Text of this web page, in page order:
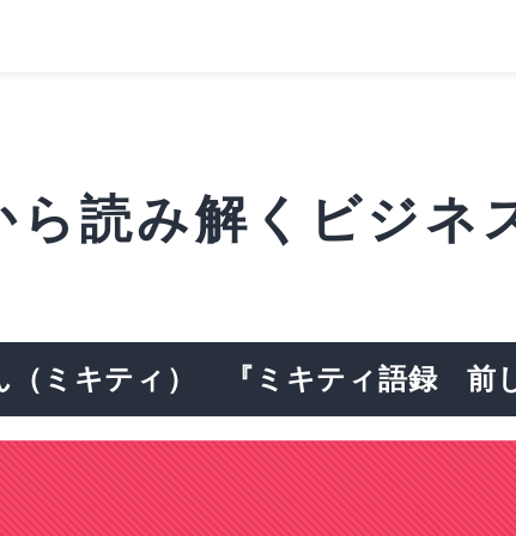
ら読み解くビジネ
（ミキティ） 『ミキティ語録 前